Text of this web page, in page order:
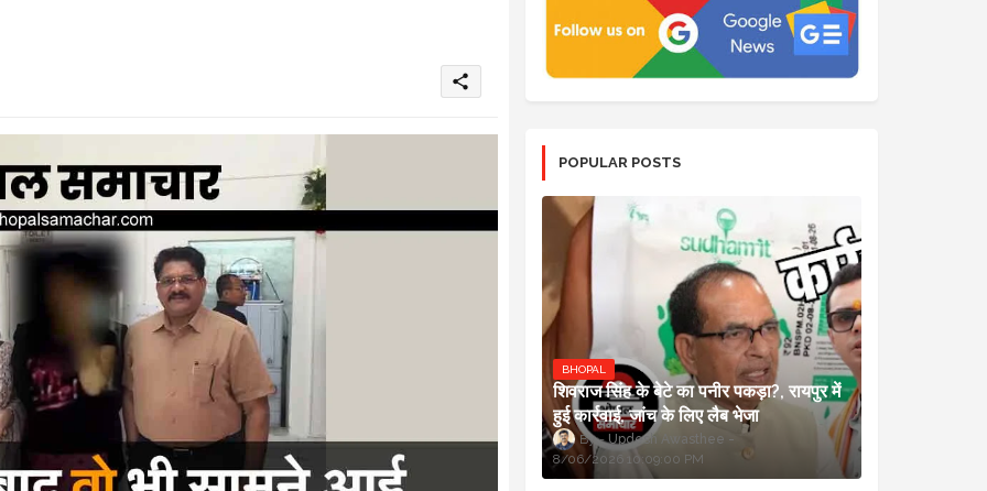
share
POPULAR POSTS
BHOPAL
शिवराज सिंह के बेटे का पनीर पकड़ा?, रायपुर में
हुई कार्रवाई, जांच के लिए लैब भेजा
Updesh Awasthee
8/06/2026 10:09:00 PM